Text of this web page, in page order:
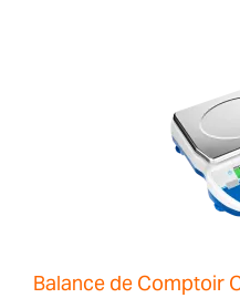
Balance de Comptoir